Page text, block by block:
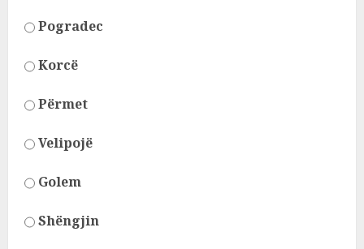
Pogradec
Korcë
Përmet
Velipojë
Golem
Shëngjin